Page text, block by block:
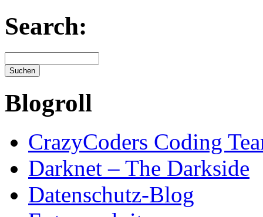
Search:
Blogroll
CrazyCoders Coding
Darknet – The Darkside
Datenschutz-Blog